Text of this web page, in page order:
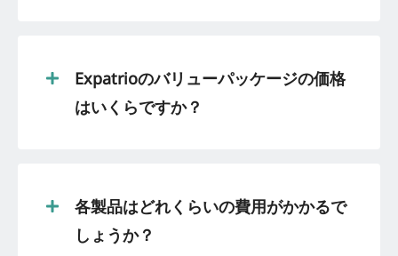
Expatrioのバリューパッケージの価格
はいくらですか？
各製品はどれくらいの費用がかかるで
しょうか？